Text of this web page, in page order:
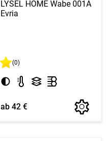
LYSEL HOME Wabe 001A
Evria
(0)
ab 42 €